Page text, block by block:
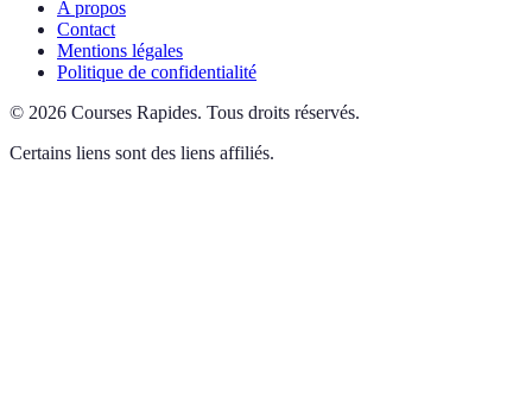
A propos
Contact
Mentions légales
Politique de confidentialité
© 2026 Courses Rapides. Tous droits réservés.
Certains liens sont des liens affiliés.